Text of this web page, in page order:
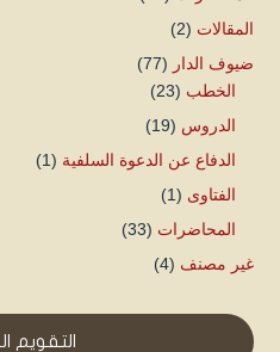
المقالات (2)
ضيوف الدار (77)
الخطب (23)
الدروس (19)
الدفاع عن الدعوة السلفية (1)
الفتاوى (1)
المحاضرات (33)
غير مصنف (4)
التقويم